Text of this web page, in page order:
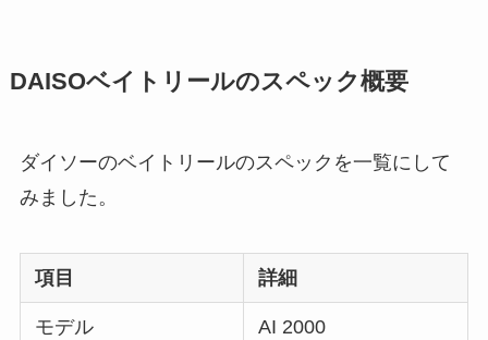
DAISOベイトリールのスペック概要
ダイソーのベイトリールのスペックを一覧にして
みました。
項目 詳細
モデル AI 2000